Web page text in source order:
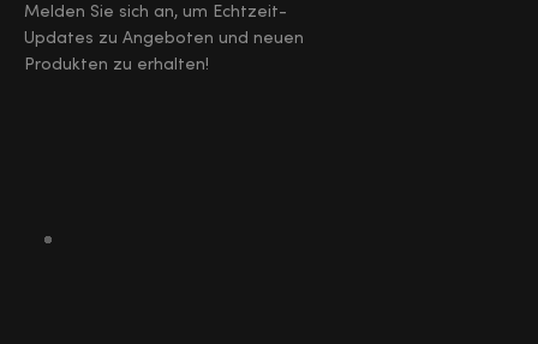
Melden Sie sich an, um Echtzeit-
Updates zu Angeboten und neuen
Produkten zu erhalten!